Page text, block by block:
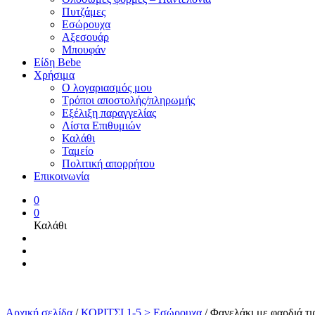
Πυτζάμες
Εσώρουχα
Αξεσουάρ
Μπουφάν
Είδη Bebe
Χρήσιμα
Ο λογαριασμός μου
Τρόποι αποστολής/πληρωμής
Εξέλιξη παραγγελίας
Λίστα Επιθυμιών
Καλάθι
Ταμείο
Πολιτική απορρήτου
Επικοινωνία
0
0
Καλάθι
Αρχική σελίδα / ΚΟΡΙΤΣΙ 1-5 > Εσώρουχα /Φανελάκι με φαρδιά